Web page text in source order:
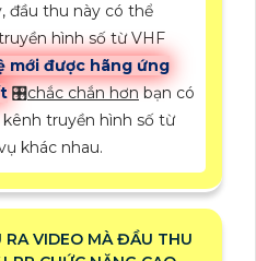
đầu thu này có thể
hình số từ VHF
mới được hãng ứng
🎛chắc chắn hơnbạn có
truyền hình số từ
khác nhau.
VIDEO MÀ ĐẦU THU